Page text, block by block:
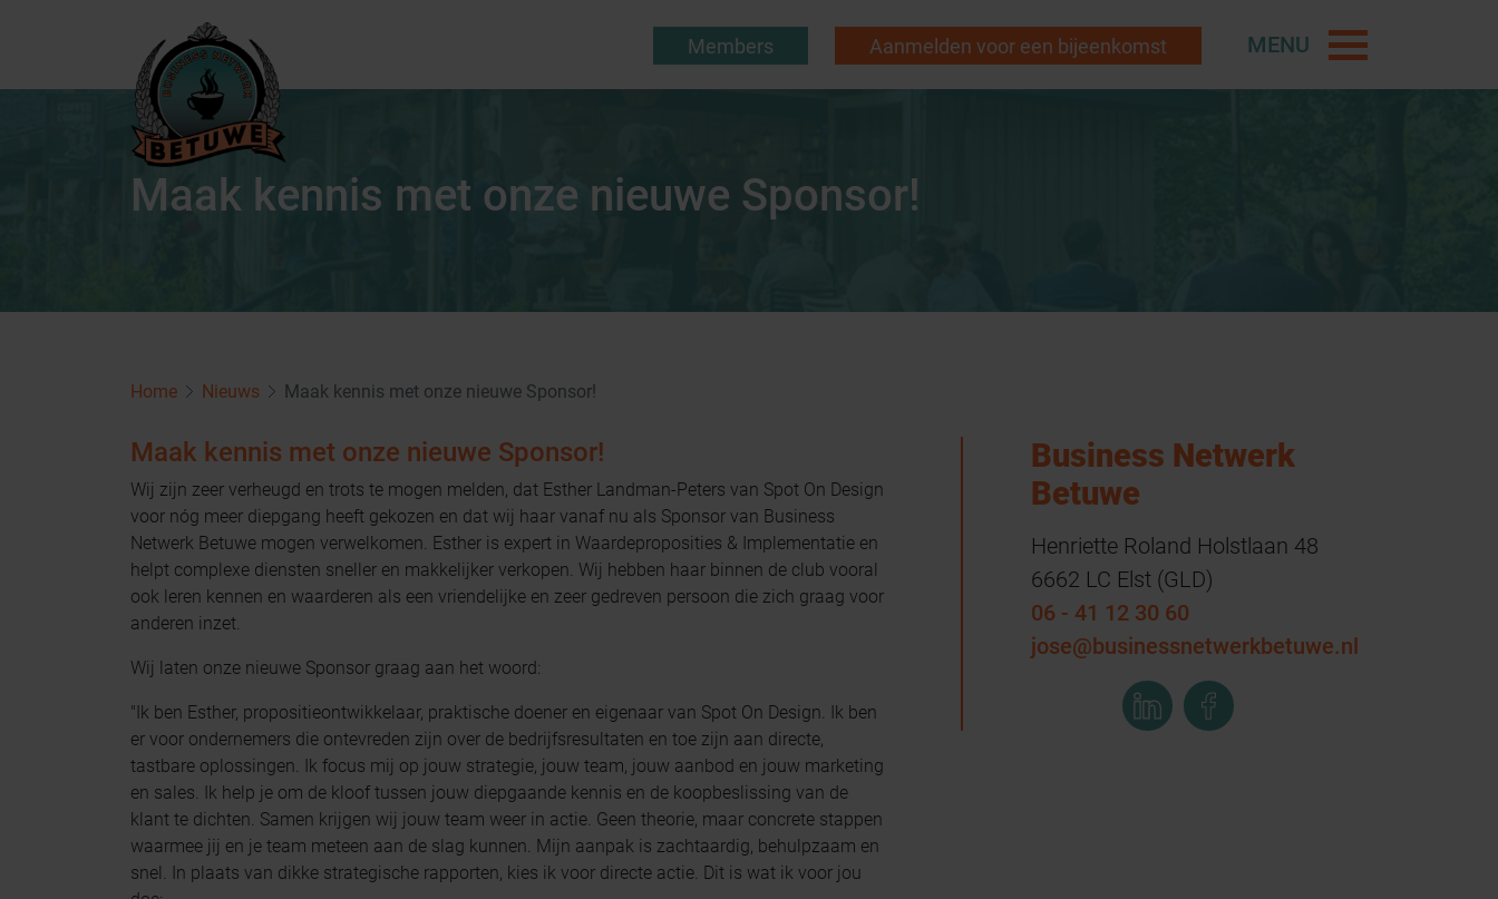
Members Aanmelden voor een bijeenkomst MENU
Maak kennis met onze nieuwe Sponsor!
Home Nieuws Maak kennis met onze nieuwe Sponsor!
Maak kennis met onze nieuwe Sponsor!
Wij zijn zeer verheugd en trots te mogen melden, dat Esther Landman-Peters van Spot On Design
voor nóg meer diepgang heeft gekozen en dat wij haar vanaf nu als Sponsor van Business
Netwerk Betuwe mogen verwelkomen. Esther is expert in Waardeproposities & Implementatie en
helpt complexe diensten sneller en makkelijker verkopen. Wij hebben haar binnen de club vooral
ook leren kennen en waarderen als een vriendelijke en zeer gedreven persoon die zich graag voor
anderen inzet.
Wij laten onze nieuwe Sponsor graag aan het woord:
"Ik ben Esther, propositieontwikkelaar, praktische doener en eigenaar van Spot On Design. Ik ben
er voor ondernemers die ontevreden zijn over de bedrijfsresultaten en toe zijn aan directe,
tastbare oplossingen. Ik focus mij op jouw strategie, jouw team, jouw aanbod en jouw marketing
en sales. Ik help je om de kloof tussen jouw diepgaande kennis en de koopbeslissing van de
klant te dichten. Samen krijgen wij jouw team weer in actie. Geen theorie, maar concrete stappen
waarmee jij en je team meteen aan de slag kunnen. Mijn aanpak is zachtaardig, behulpzaam en
snel. In plaats van dikke strategische rapporten, kies ik voor directe actie. Dit is wat ik voor jou
Business Netwerk
Betuwe
Henriette Roland Holstlaan 48
6662 LC Elst (GLD)
06 - 41 12 30 60
jose@businessnetwerkbetuwe.nl